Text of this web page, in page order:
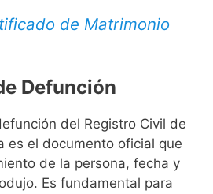
de Matrimonio
Defunción
del Registro Civil de
es el documento oficial que
de la persona, fecha y
Es fundamental para